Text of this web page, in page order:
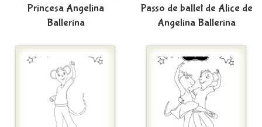
Princesa Angelina
Ballerina
Passo de ballet de Alice de
Angelina Ballerina